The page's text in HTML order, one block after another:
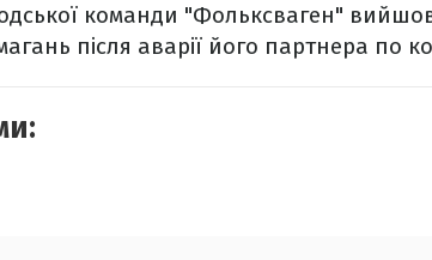
команди "Фольксваген"
після аварії його партнера по